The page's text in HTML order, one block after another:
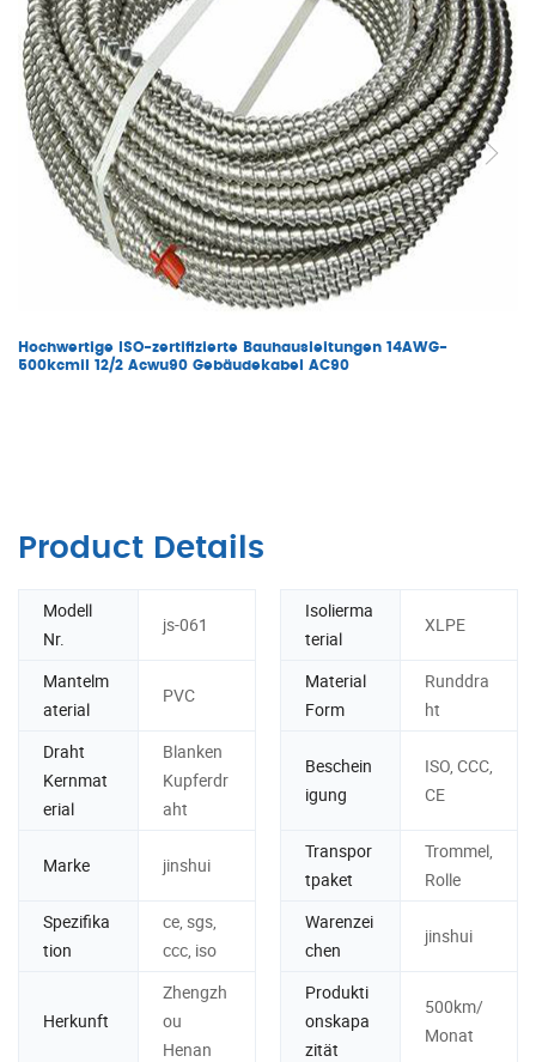
Hochwertige ISO-zertifizierte Bauhausleitungen 14AWG-
500kcmil 12/2 Acwu90 Gebäudekabel AC90
Product Details
Modell
Nr.
js-061
Isolierma
terial
XLPE
Mantelm
aterial
PVC
Material
Form
Runddra
ht
Draht
Kernmat
erial
Blanken
Kupferdr
aht
Beschein
igung
ISO, CCC,
CE
Marke jinshui
Transpor
tpaket
Trommel,
Rolle
Spezifika
tion
ce, sgs,
ccc, iso
Warenzei
chen
jinshui
Herkunft
Zhengzh
ou
Henan
Produkti
onskapa
zität
500km/
Monat